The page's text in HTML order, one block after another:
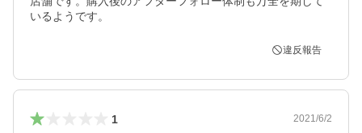
違反報告
1
2021/6/2